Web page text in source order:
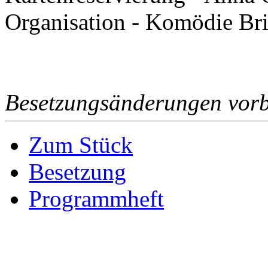
Organisation - Komödie
Besetzungsänderungen
Zum Stück
Besetzung
Programmheft